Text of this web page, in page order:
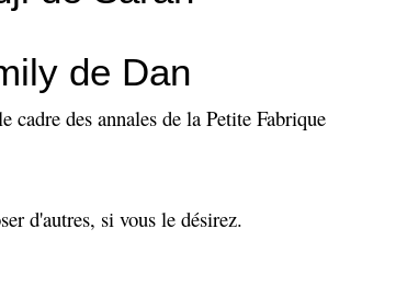
de Dan
cadre des annales de la Petite Fabrique
d'autres, si vous le désirez.